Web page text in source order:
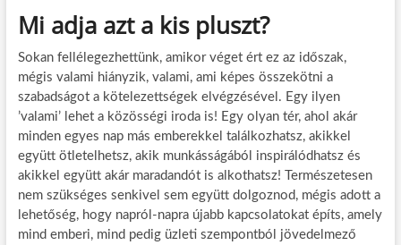
Mi adja azt a kis pluszt?
Sokan fellélegezhettünk, amikor véget ért ez az időszak,
mégis valami hiányzik, valami, ami képes összekötni a
szabadságot a kötelezettségek elvégzésével. Egy ilyen
’valami’ lehet a közösségi iroda is! Egy olyan tér, ahol akár
minden egyes nap más emberekkel találkozhatsz, akikkel
együtt ötletelhetsz, akik munkásságából inspirálódhatsz és
akikkel együtt akár maradandót is alkothatsz! Természetesen
nem szükséges senkivel sem együtt dolgoznod, mégis adott a
lehetőség, hogy napról-napra újabb kapcsolatokat építs, amely
mind emberi, mind pedig üzleti szempontból jövedelmező